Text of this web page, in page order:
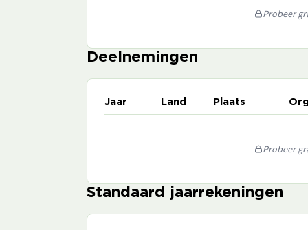
Probeer
Deelnemingen
Jaar Land Plaats
Probeer
Standaard jaarrekeningen